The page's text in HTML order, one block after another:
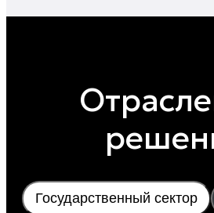
Государственный сектор